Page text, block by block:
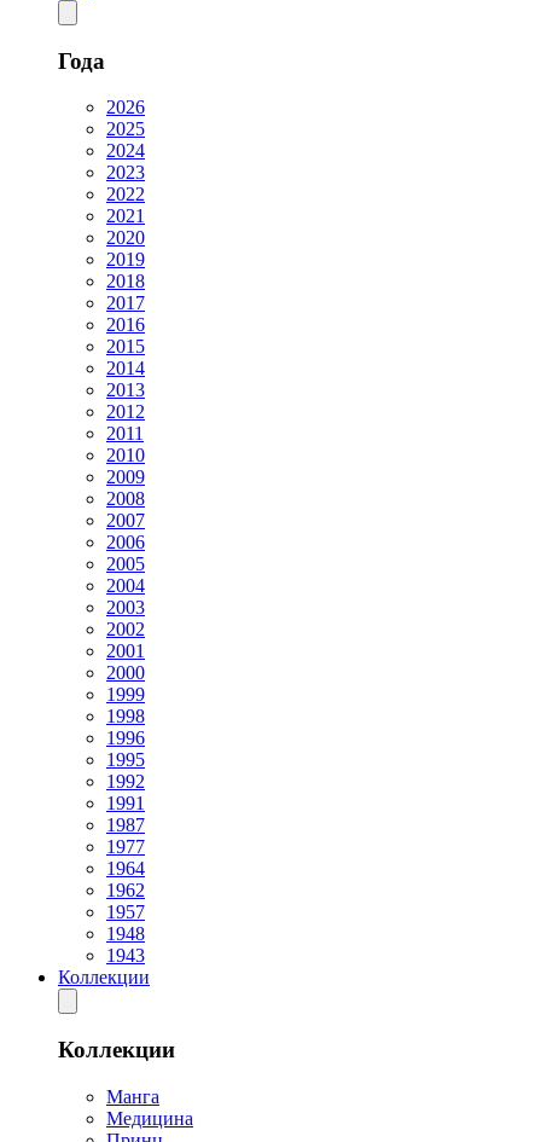
Года
2026
2025
2024
2023
2022
2021
2020
2019
2018
2017
2016
2015
2014
2013
2012
2011
2010
2009
2008
2007
2006
2005
2004
2003
2002
2001
2000
1999
1998
1996
1995
1992
1991
1987
1977
1964
1962
1957
1948
1943
Коллекции
Коллекции
Манга
Медицина